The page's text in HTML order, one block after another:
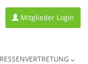
Mitglieder Login